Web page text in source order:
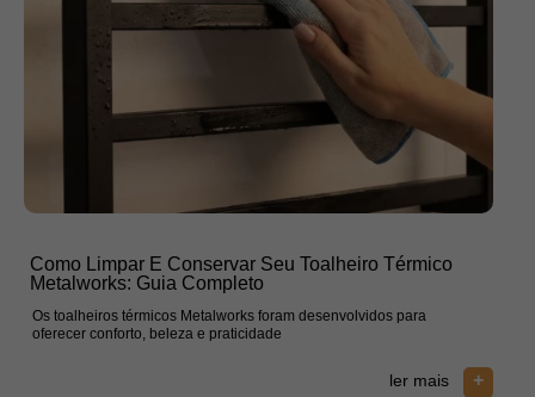
Como Limpar E Conservar Seu Toalheiro Térmico
Metalworks: Guia Completo
Os toalheiros térmicos Metalworks foram desenvolvidos para
oferecer conforto, beleza e praticidade
ler mais +